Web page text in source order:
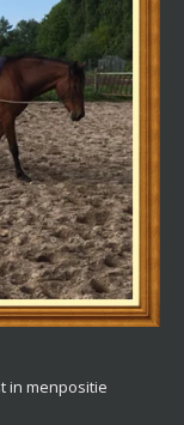
in menpositie